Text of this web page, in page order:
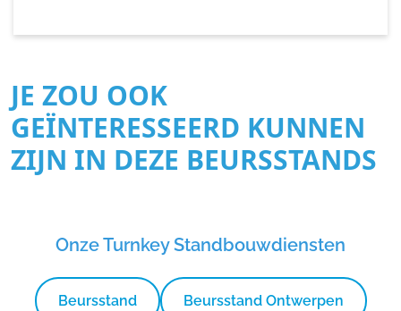
JE ZOU OOK
GEÏNTERESSEERD KUNNEN
ZIJN IN DEZE BEURSSTANDS
Onze Turnkey Standbouwdiensten
Beursstand Beursstand Ontwerpen